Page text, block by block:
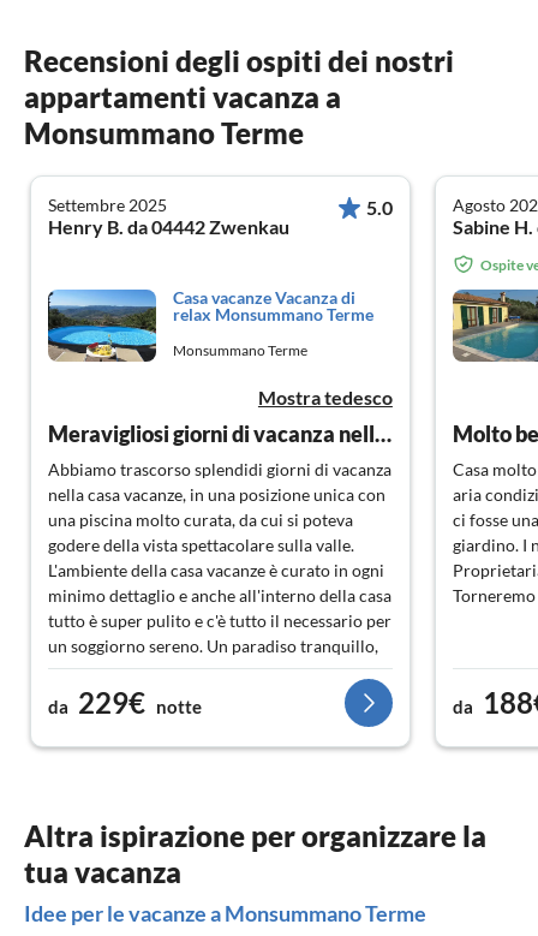
Recensioni degli ospiti dei nostri
appartamenti vacanza a
Monsummano Terme
Settembre 2025
Henry B. da 04442 Zwenkau
5.0
Casa vacanze Vacanza di
relax Monsummano Terme
Monsummano Terme
Mostra tedesco
Meravigliosi giorni di vacanza nella casa vacanze La Casa della Madonna
Abbiamo trascorso splendidi giorni di vacanza
nella casa vacanze, in una posizione unica con
una piscina molto curata, da cui si poteva
godere della vista spettacolare sulla valle.
L'ambiente della casa vacanze è curato in ogni
minimo dettaglio e anche all'interno della casa
tutto è super pulito e c'è tutto il necessario per
un soggiorno sereno. Un paradiso tranquillo,
perfetto per rilassarsi e recuperare in assoluta
silenzio, circondati da alberi di ulivo verdi.
signora Corsten e dai proprietari Laura e
fino all'addio. Siamo rimasti affascinati da
questo straordinario, unico luogo, dal quale si
può godere di una vista incredibile sulle
terrazze in qualsiasi momento della giornata.
da 229€ notte
Agosto
Sabine
Ospite
Molto
Casa
aria
ci fosse
giardino. I
da
Altra ispirazione per organizzare la
tua vacanza
Idee per le vacanze a Monsummano Terme